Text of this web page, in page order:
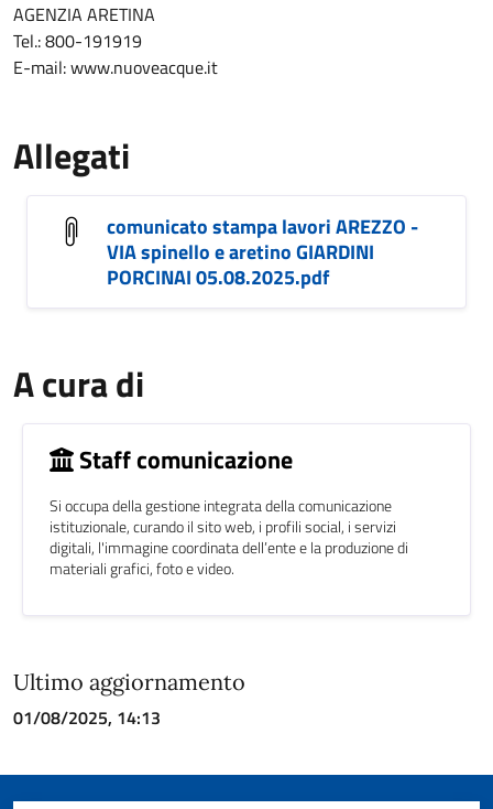
AGENZIA ARETINA
Tel.: 800-191919
E-mail: www.nuoveacque.it
Allegati
comunicato stampa lavori AREZZO -
VIA spinello e aretino GIARDINI
PORCINAI 05.08.2025.pdf
A cura di
Staff comunicazione
Si occupa della gestione integrata della comunicazione
istituzionale, curando il sito web, i profili social, i servizi
digitali, l'immagine coordinata dell’ente e la produzione di
materiali grafici, foto e video.
Ultimo aggiornamento
01/08/2025, 14:13